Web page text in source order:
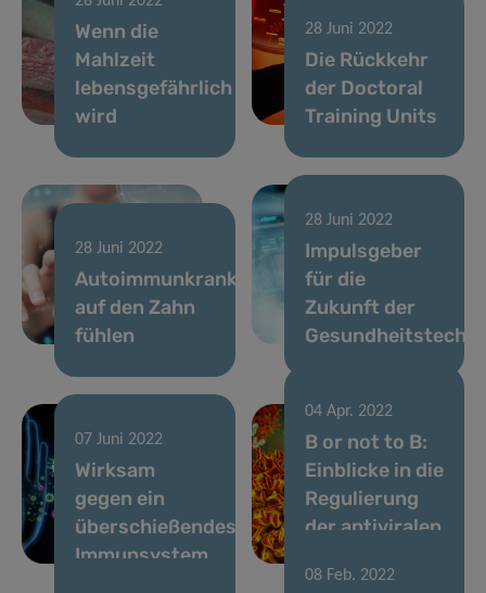
Wenn die
Mahlzeit
lebensgefährlich
wird
28 Juni 2022
Die Rückkehr
der Doctoral
Training Units
28 Juni 2022
Autoimmunkrankheiten
auf den Zahn
fühlen
28 Juni 2022
Impulsgeber
für die
Zukunft der
07 Juni 2022
Wirksam
gegen ein
überschießendes
Immunsystem
04 Apr. 2022
B or not to B:
Einblicke in die
Regulierung
der antiviralen
08 Feb. 2022